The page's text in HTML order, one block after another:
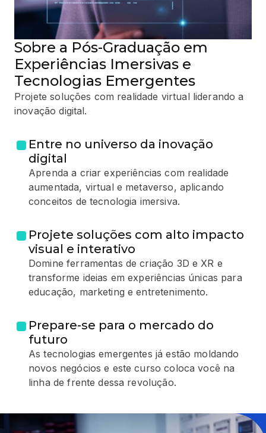
Sobre a Pós-Graduação em
Experiências Imersivas e
Tecnologias Emergentes
Projete soluções com realidade virtual liderando a
inovação digital.
Entre no universo da inovação
digital
Aprenda a criar experiências com realidade
aumentada, virtual e metaverso, aplicando
conceitos de tecnologia imersiva.
Projete soluções com alto impacto
visual e interativo
Domine ferramentas de criação 3D e XR e
transforme ideias em experiências únicas para
educação, marketing e entretenimento.
Prepare-se para o mercado do
futuro
As tecnologias emergentes já estão moldando
novos negócios e este curso coloca você na
linha de frente dessa revolução.